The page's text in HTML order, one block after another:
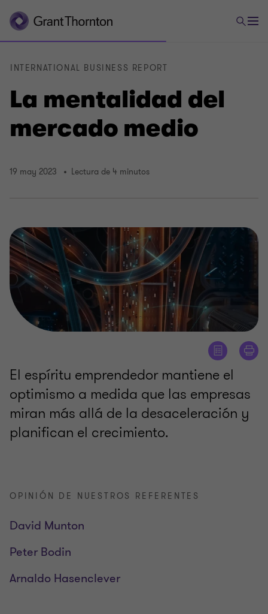
La mentalidad del
mercado medio
INTERNATIONAL BUSINESS REPORT
19 may 2023 Lectura de 4 minutos
El espíritu emprendedor mantiene el
optimismo a medida que las empresas
miran más allá de la desaceleración y
planifican el crecimiento.
OPINIÓN DE NUESTROS REFERENTES
David Munton
Peter Bodin
Arnaldo Hasenclever